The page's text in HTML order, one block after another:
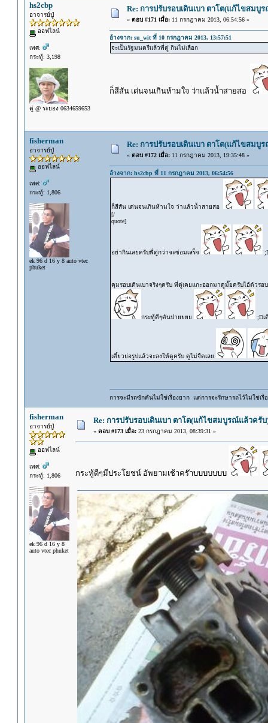
hs2cbp
อาจารย์ปู่
ออฟไลน์
เพศ:
กระทู้: 3,198
ตู่ @ ระยอง 0634659653
Re: การปรับรอบเดินเบา ตาโต(แก้ไขสมบู
« ตอบ #171 เมื่อ:11 กรกฎาคม 2013, 06:54:56 »
อ้างจาก: su_wit ที่ 10 กรกฎาคม 2013, 13:57:51
จะเป็นรัฐมนตรีแล้วพี่ตู่ กินไม่เลือก
ก็สีสัน เด่นจนเกินห้ามใจ ว่าแล้วน้ำสายสอ
fisherman
อาจารย์ปู่
ออฟไลน์
เพศ:
กระทู้: 1,806
ek 96 d 16 y 8 auto vtec
phuket
Re: การปรับรอบเดินเบา ตาโต(แก้ไขสมบู
« ตอบ #172 เมื่อ:11 กรกฎาคม 2013, 19:35:48 »
อ้างจาก: hs2cbp ที่ 11 กรกฎาคม 2013, 06:54:56
ก็สีสัน เด่นจนเกินห้ามใจ ว่าแล้วน้ำสายสอ
[/
quote]
อย่ากินเลยครับพี่ตู่กว่าจะซ่อมเสร็จ
คุมรอบเดินเบาจริงๆครับ พี่ตู่เคยแกะออกมาดูมั๊ยครับไอ้ตัวร
กระทู้ดีๆดันปายยยย ;D
เดี๋ยวย่อรูปแล้วจะลงให้ดูครับ ดูไม่จืดเลย
การจะมีรถซักคันไม่ใช่เรื่องยาก แต่การจะรักษารถไว้ไม่ใช่เรื่
fisherman
อาจารย์ปู่
ออฟไลน์
เพศ:
กระทู้: 1,806
ek 96 d 16 y 8
auto vtec phuket
Re: การปรับรอบเดินเบา ตาโต(แก้ไขสมบูรณ์แล้วครั
« ตอบ #173 เมื่อ:23 กรกฎาคม 2013, 08:39:31 »
กระทู้ดีๆมีประโยชน์ อัพยามเช้าคร๊าบบบบบบบ